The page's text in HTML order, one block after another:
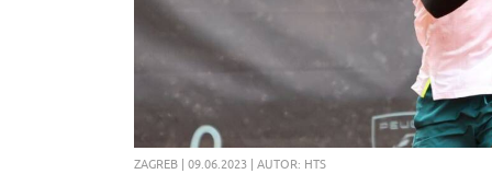
ZAGREB | 09.06.2023 | AUTOR: HTS